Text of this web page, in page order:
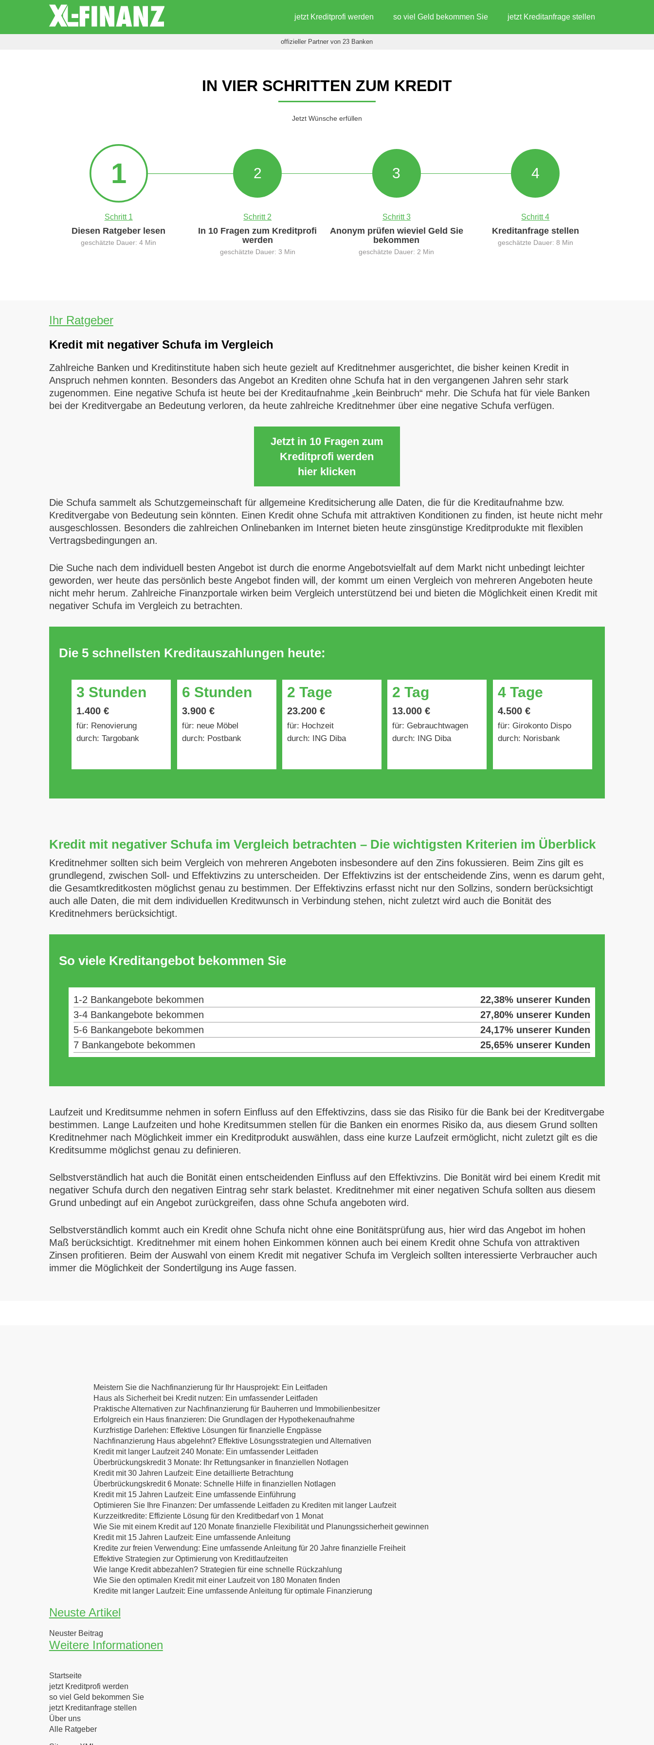
jetzt Kreditprofi werden so viel Geld bekommen Sie jetzt Kreditanfrage stellen
offizieller Partner von 23 Banken
IN VIER SCHRITTEN ZUM KREDIT
Jetzt Wünsche erfüllen
1
Schritt 1
Diesen Ratgeber lesen
geschätzte Dauer: 4 Min
2
Schritt 2
In 10 Fragen zum Kreditprofi
werden
geschätzte Dauer: 3 Min
3
Schritt 3
Anonym prüfen wieviel Geld Sie
bekommen
geschätzte Dauer: 2 Min
4
Schritt 4
Kreditanfrage stellen
geschätzte Dauer: 8 Min
Ihr Ratgeber
Kredit mit negativer Schufa im Vergleich
Zahlreiche Banken und Kreditinstitute haben sich heute gezielt auf Kreditnehmer ausgerichtet, die bisher keinen Kredit in
Anspruch nehmen konnten. Besonders das Angebot an Krediten ohne Schufa hat in den vergangenen Jahren sehr stark
zugenommen. Eine negative Schufa ist heute bei der Kreditaufnahme „kein Beinbruch“ mehr. Die Schufa hat für viele Banken
bei der Kreditvergabe an Bedeutung verloren, da heute zahlreiche Kreditnehmer über eine negative Schufa verfügen.
Jetzt in 10 Fragen zum
Kreditprofi werden
hier klicken
Die Schufa sammelt als Schutzgemeinschaft für allgemeine Kreditsicherung alle Daten, die für die Kreditaufnahme bzw.
Kreditvergabe von Bedeutung sein könnten. Einen Kredit ohne Schufa mit attraktiven Konditionen zu finden, ist heute nicht mehr
ausgeschlossen. Besonders die zahlreichen Onlinebanken im Internet bieten heute zinsgünstige Kreditprodukte mit flexiblen
Vertragsbedingungen an.
Die Suche nach dem individuell besten Angebot ist durch die enorme Angebotsvielfalt auf dem Markt nicht unbedingt leichter
geworden, wer heute das persönlich beste Angebot finden will, der kommt um einen Vergleich von mehreren Angeboten heute
nicht mehr herum. Zahlreiche Finanzportale wirken beim Vergleich unterstützend bei und bieten die Möglichkeit einen Kredit mit
negativer Schufa im Vergleich zu betrachten.
Die 5 schnellsten Kreditauszahlungen heute:
3 Stunden
1.400 €
für: Renovierung
durch: Targobank
6 Stunden
3.900 €
für: neue Möbel
durch: Postbank
2 Tage
23.200 €
für: Hochzeit
durch: ING Diba
2 Tag
13.000 €
für: Gebrauchtwagen
durch: ING Diba
4 Tage
4.500 €
für: Girokonto Dispo
durch: Norisbank
Kredit mit negativer Schufa im Vergleich betrachten – Die wichtigsten Kriterien im Überblick
Kreditnehmer sollten sich beim Vergleich von mehreren Angeboten insbesondere auf den Zins fokussieren. Beim Zins gilt es
grundlegend, zwischen Soll- und Effektivzins zu unterscheiden. Der Effektivzins ist der entscheidende Zins, wenn es darum geht,
die Gesamtkreditkosten möglichst genau zu bestimmen. Der Effektivzins erfasst nicht nur den Sollzins, sondern berücksichtigt
auch alle Daten, die mit dem individuellen Kreditwunsch in Verbindung stehen, nicht zuletzt wird auch die Bonität des
Kreditnehmers berücksichtigt.
So viele Kreditangebot bekommen Sie
1-2 Bankangebote bekommen
22,38% unserer Kunden
3-4 Bankangebote bekommen
27,80% unserer Kunden
5-6 Bankangebote bekommen
24,17% unserer Kunden
7 Bankangebote bekommen
25,65% unserer Kunden
Laufzeit und Kreditsumme nehmen in sofern Einfluss auf den Effektivzins, dass sie das Risiko für die Bank bei der Kreditvergabe
bestimmen. Lange Laufzeiten und hohe Kreditsummen stellen für die Banken ein enormes Risiko da, aus diesem Grund sollten
Kreditnehmer nach Möglichkeit immer ein Kreditprodukt auswählen, dass eine kurze Laufzeit ermöglicht, nicht zuletzt gilt es die
Kreditsumme möglichst genau zu definieren.
Selbstverständlich hat auch die Bonität einen entscheidenden Einfluss auf den Effektivzins. Die Bonität wird bei einem Kredit mit
negativer Schufa durch den negativen Eintrag sehr stark belastet. Kreditnehmer mit einer negativen Schufa sollten aus diesem
Grund unbedingt auf ein Angebot zurückgreifen, dass ohne Schufa angeboten wird.
Selbstverständlich kommt auch ein Kredit ohne Schufa nicht ohne eine Bonitätsprüfung aus, hier wird das Angebot im hohen
Maß berücksichtigt. Kreditnehmer mit einem hohen Einkommen können auch bei einem Kredit ohne Schufa von attraktiven
Zinsen profitieren. Beim der Auswahl von einem Kredit mit negativer Schufa im Vergleich sollten interessierte Verbraucher auch
immer die Möglichkeit der Sondertilgung ins Auge fassen.
Meistern Sie die Nachfinanzierung für Ihr Hausprojekt: Ein Leitfaden
Haus als Sicherheit bei Kredit nutzen: Ein umfassender Leitfaden
Praktische Alternativen zur Nachfinanzierung für Bauherren und Immobilienbesitzer
Erfolgreich ein Haus finanzieren: Die Grundlagen der Hypothekenaufnahme
Kurzfristige Darlehen: Effektive Lösungen für finanzielle Engpässe
Nachfinanzierung Haus abgelehnt? Effektive Lösungsstrategien und Alternativen
Kredit mit langer Laufzeit 240 Monate: Ein umfassender Leitfaden
Überbrückungskredit 3 Monate: Ihr Rettungsanker in finanziellen Notlagen
Kredit mit 30 Jahren Laufzeit: Eine detaillierte Betrachtung
Überbrückungskredit 6 Monate: Schnelle Hilfe in finanziellen Notlagen
Kredit mit 15 Jahren Laufzeit: Eine umfassende Einführung
Optimieren Sie Ihre Finanzen: Der umfassende Leitfaden zu Krediten mit langer Laufzeit
Kurzzeitkredite: Effiziente Lösung für den Kreditbedarf von 1 Monat
Wie Sie mit einem Kredit auf 120 Monate finanzielle Flexibilität und Planungssicherheit gewinnen
Kredit mit 15 Jahren Laufzeit: Eine umfassende Anleitung
Kredite zur freien Verwendung: Eine umfassende Anleitung für 20 Jahre finanzielle Freiheit
Effektive Strategien zur Optimierung von Kreditlaufzeiten
Wie lange Kredit abbezahlen? Strategien für eine schnelle Rückzahlung
Wie Sie den optimalen Kredit mit einer Laufzeit von 180 Monaten finden
Kredite mit langer Laufzeit: Eine umfassende Anleitung für optimale Finanzierung
Neuste Artikel
Neuster Beitrag
Weitere Informationen
Startseite
jetzt Kreditprofi werden
so viel Geld bekommen Sie
jetzt Kreditanfrage stellen
Über uns
Alle Ratgeber